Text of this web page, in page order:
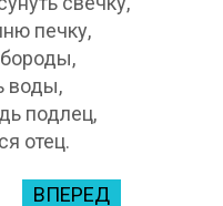
печку,
воды,
подлец,
отец.
ВПЕРЕД